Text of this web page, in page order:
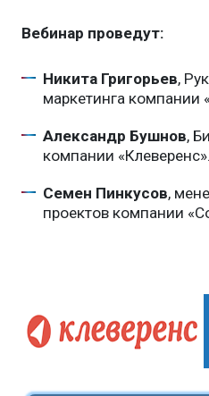
Вебинар проведут:
Никита Григорьев,
маркетинга компании
Александр Бушнов,
компании «Клеверенс».
Семен Пинкусов,
проектов компании